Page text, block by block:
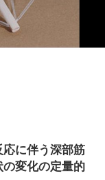
に伴う深部筋
変化の定量的